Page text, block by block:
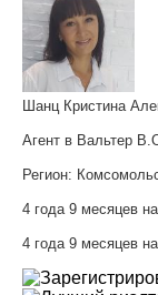
Шанц Кристина
Агент в Вальтер
Регион:
4 года 9 месяцев
4 года 9 месяцев